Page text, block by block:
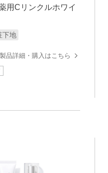
用Cリンクルホワイ
下地
製品詳細・購入はこちら